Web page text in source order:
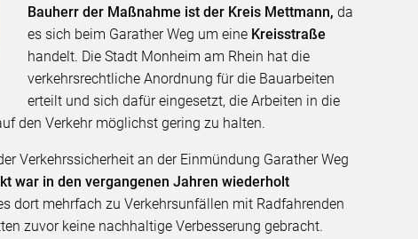
Bauherr der Maßnahme ist der Kreis Mettmann,da
es sich beim Garather Weg um eine Kreisstraße
handelt. Die Stadt Monheim am Rhein hat die
verkehrsrechtliche Anordnung für die Bauarbeiten
erteilt und sich dafür eingesetzt, die Arbeiten in die
den Verkehr möglichst gering zu halten.
Verkehrssicherheit an der Einmündung Garather Weg
war in den vergangenen Jahren wiederholt
dort mehrfach zu Verkehrsunfällen mit Radfahrenden
zuvor keine nachhaltige Verbesserung gebracht.